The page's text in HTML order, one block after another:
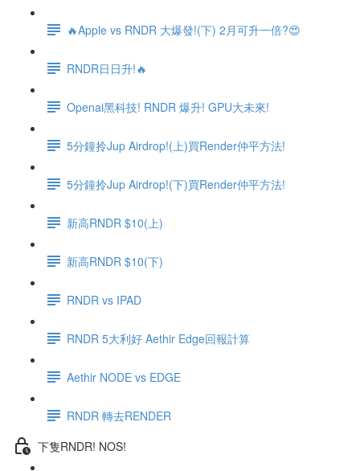
🔥Apple vs RNDR 大爆發!(下) 2月可升一倍?😍
RNDR日日升!🔥
Openai黑科技! RNDR 爆升! GPU大未來!
5分鐘拎Jup Airdrop!(上)買Render仲平方法!
5分鐘拎Jup Airdrop!(下)買Render仲平方法!
新高RNDR $10(上)
新高RNDR $10(下)
RNDR vs IPAD
RNDR 5大利好 Aethir Edge回報計算
Aethir NODE vs EDGE
RNDR 轉去RENDER
下隻RNDR! NOS!